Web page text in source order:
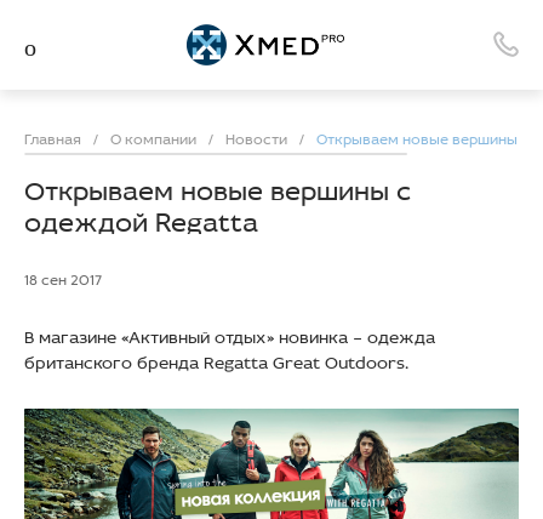
Главная / О компании / Новости / Открываем новые вершины с
Открываем новые вершины с
одеждой Regatta
18 сен 2017
В магазине «Активный отдых» новинка – одежда
британского бренда Regatta Great Outdoors.